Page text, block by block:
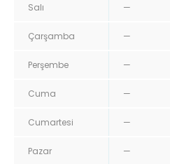
Salı —
Çarşamba —
Perşembe —
Cuma —
Cumartesi —
Pazar —